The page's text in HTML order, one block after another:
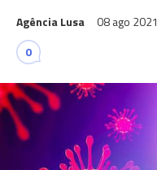
Agência Lusa 08 ago 2021
0